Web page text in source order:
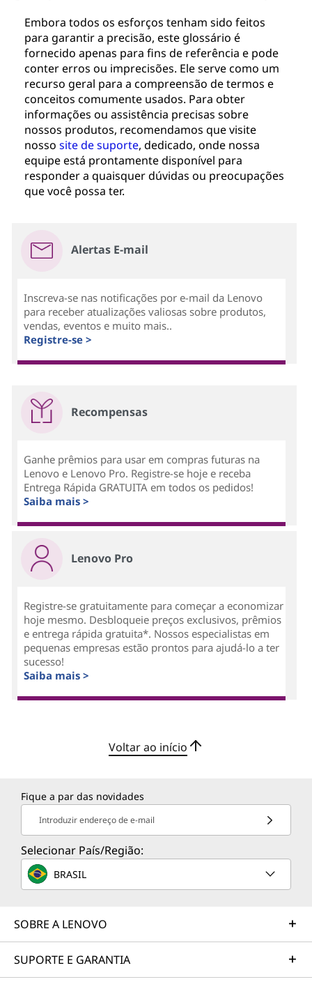
Embora todos os esforços tenham sido feitos
para garantir a precisão, este glossário é
fornecido apenas para fins de referência e pode
conter erros ou imprecisões. Ele serve como um
recurso geral para a compreensão de termos e
conceitos comumente usados. Para obter
informações ou assistência precisas sobre
nossos produtos, recomendamos que visite
nossosite de suporte, dedicado, onde nossa
equipe está prontamente disponível para
responder a quaisquer dúvidas ou preocupações
que você possa ter.
Alertas E-mail
Inscreva-se nas notificações por e-mail da Lenovo
para receber atualizações valiosas sobre produtos,
vendas, eventos e muito mais..
Registre-se >
Recompensas
Ganhe prêmios para usar em compras futuras na
Lenovo e Lenovo Pro. Registre-se hoje e receba
Entrega Rápida GRATUITA em todos os pedidos!
Saiba mais >
Lenovo Pro
Registre-se gratuitamente para começar a economizar
hoje mesmo. Desbloqueie preços exclusivos, prêmios
e entrega rápida gratuita*. Nossos especialistas em
pequenas empresas estão prontos para ajudá-lo a ter
sucesso!
Saiba mais >
Voltar ao início
Fique a par das novidades
Introduzir endereço de e-mail
Selecionar País/Região:
BRASIL
SOBRE A LENOVO
SUPORTE E GARANTIA